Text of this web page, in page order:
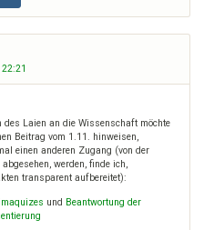
des Laien an die Wissenschaft möchte
Beitrag vom 1.11. hinweisen,
einen anderen Zugang (von der
werden, finde ich,
transparent aufbereitet):
und Beantwortung der